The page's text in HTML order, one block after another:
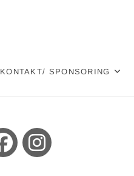
KONTAKT/ SPONSORING